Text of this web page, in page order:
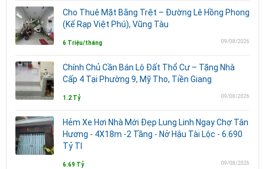
Cho Thuê Mặt Bằng Trệt – Đường Lê Hồng Phong
(Kế Rạp Việt Phú), Vũng Tàu
6 Triệu/tháng 09/08/2026
Chính Chủ Cần Bán Lô Đất Thổ Cư – Tặng Nhà
Cấp 4 Tại Phường 9, Mỹ Tho, Tiền Giang
1.2 Tỷ 09/08/2026
Hẻm Xe Hơi Nhà Mới Đẹp Lung Linh Ngay Chợ Tân
Hương - 4X18m -2 Tầng - Nở Hậu Tài Lộc - 6.690
Tỷ Tl
6.69 Tỷ 09/08/2026